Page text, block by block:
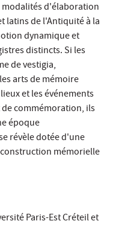
modalités d'élaboration
latins de l'Antiquité à la
dynamique et
distincts. Si les
de vestigia,
arts de mémoire
et les événements
commémoration, ils
époque
révèle dotée d'une
mémorielle
Paris-Est Créteil et